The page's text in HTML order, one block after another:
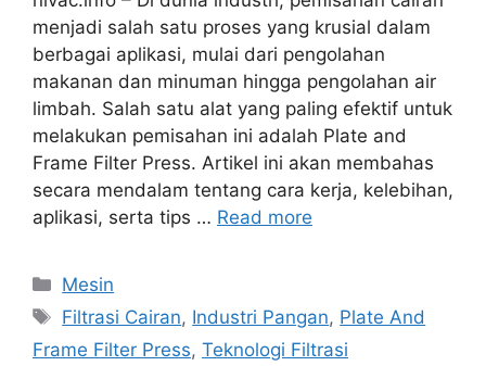
menjadi salah satu proses yang krusial dalam
berbagai aplikasi, mulai dari pengolahan
makanan dan minuman hingga pengolahan air
limbah. Salah satu alat yang paling efektif untuk
melakukan pemisahan ini adalah Plate and
Frame Filter Press. Artikel ini akan membahas
secara mendalam tentang cara kerja, kelebihan,
aplikasi, serta tips … Read more
Categories
Mesin
Tags
Filtrasi Cairan, Industri Pangan, Plate And
Frame Filter Press, Teknologi Filtrasi